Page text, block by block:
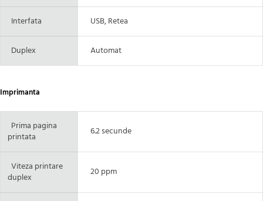
Interfata USB, Retea
Duplex Automat
Imprimanta
Prima pagina
printata
6.2 secunde
Viteza printare
duplex
20 ppm